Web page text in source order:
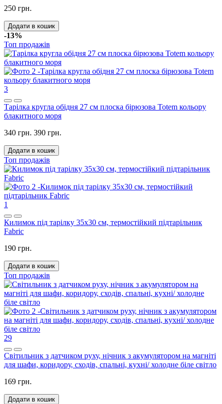
250 грн.
Додати в кошик
-13%
Топ продажів
3
Тарілка кругла обідня 27 см плоска бірюзова Totem кольору
блакитного моря
340 грн. 390 грн.
Додати в кошик
Топ продажів
1
Килимок під тарілку 35x30 см, термостійкий підтарільник
Fabric
190 грн.
Додати в кошик
Топ продажів
29
Світильник з датчиком руху, нічник з акумулятором на магніті
для шафи, коридору, сходів, спальні, кухні/ холодне біле світло
169 грн.
Додати в кошик